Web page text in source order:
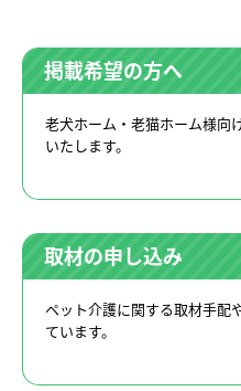
掲載希望の方へ
老犬ホーム・老猫ホーム様向
いたします。
取材の申し込み
ペット介護に関する取材手配
ています。